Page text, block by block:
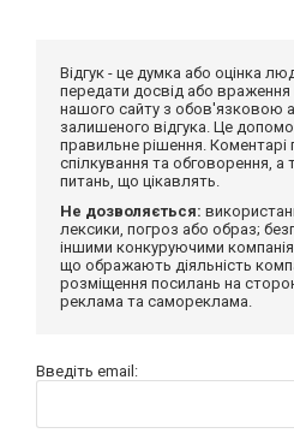
Відгук - це думка або оцінка
передати досвід або
нашого сайту з обов'язковою
залишеного відгука. Це
правильне рішення. Коментарі
спілкування та обговорення,
питань, що цікавлять.
Не дозволяється:
лексики, погроз або образ;
іншими конкуруючими
що ображають діяльність
розміщення посилань на
реклама та самореклама.
Введіть email: